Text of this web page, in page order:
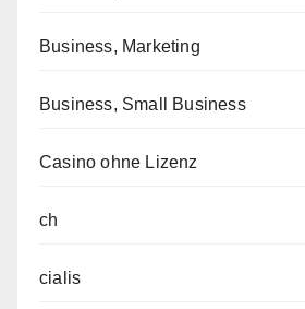
Business, Marketing
Business, Small Business
Casino ohne Lizenz
ch
cialis